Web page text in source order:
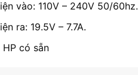
vào: 110V – 240V 50/60hz.
ra: 19.5V – 7.7A.
HP có sẵn